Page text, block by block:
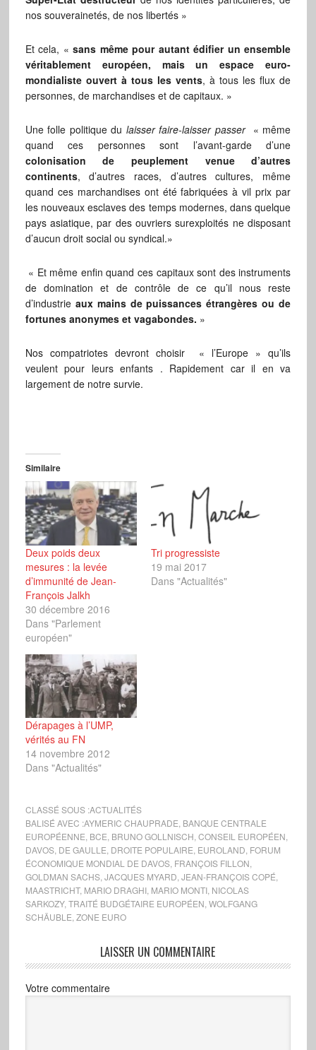
nos souverainetés, de nos libertés »
Et cela, «sans même pour autant édifier un ensemble
véritablement européen, mais un espace euro-
mondialiste ouvert à tous les vents, à tous les flux de
personnes, de marchandises et de capitaux. »
Une folle politique du laisser faire-laisser passer« même
quand ces personnes sont l’avant-garde d’une
colonisation de peuplement venue d’autres
continents, d’autres races, d’autres cultures, même
quand ces marchandises ont été fabriquées à vil prix par
les nouveaux esclaves des temps modernes, dans quelque
pays asiatique, par des ouvriers surexploités ne disposant
d’aucun droit social ou syndical.»
« Et même enfin quand ces capitaux sont des instruments
de domination et de contrôle de ce qu’il nous reste
d’industrie aux mains de puissances étrangères ou de
fortunes anonymes et vagabondes. »
Nos compatriotes devront choisir « l’Europe » qu’ils
veulent pour leurs enfants . Rapidement car il en va
largement de notre survie.
Similaire
Deux poids deux
mesures : la levée
d’immunité de Jean-
François Jalkh
30 décembre 2016
Dans "Parlement
européen"
Tri progressiste
19 mai 2017
Dans "Actualités"
Dérapages à l’UMP,
vérités au FN
14 novembre 2012
Dans "Actualités"
CLASSÉ SOUS :ACTUALITÉS
BALISÉ AVEC :AYMERIC CHAUPRADE BANQUE CENTRALE
EUROPÉENNE BCE BRUNO GOLLNISCH CONSEIL EUROPÉEN
DAVOS, DE GAULLE DROITE POPULAIRE EUROLAND FORUM
ÉCONOMIQUE MONDIAL DE DAVOS, FRANÇOIS FILLON
GOLDMAN SACHS, JACQUES MYARD JEAN-FRANÇOIS COPÉ
MAASTRICHT, MARIO DRAGHI, MARIO MONTI, NICOLAS
SARKOZY, TRAITÉ BUDGÉTAIRE EUROPÉEN WOLFGANG
SCHÄUBLE ZONE EURO
LAISSER UN COMMENTAIRE
Votre commentaire